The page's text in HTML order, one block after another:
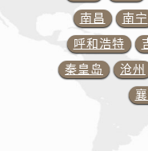
南昌
南宁
呼和浩特
秦皇岛
沧州